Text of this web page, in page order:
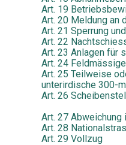
Art. 19
Art. 20 Meldung an
Art. 21 Sperrung
Art. 22
Art. 23 Anlagen für
Art. 24
Art. 25 Teilweise
unterirdische 300-
Art. 26
Art. 27 Abweichung
Art. 28
Art. 29 Vollzug